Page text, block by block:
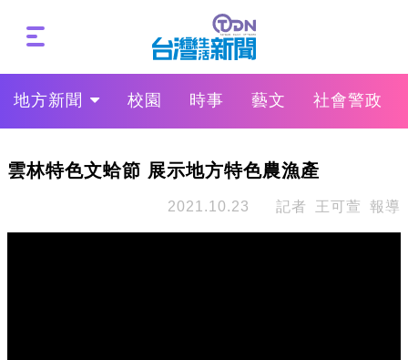
地方新聞 校園 時事 藝文 社會警政
雲林特色文蛤節 展示地方特色農漁產
2021.10.23 記者 王可萱 報導